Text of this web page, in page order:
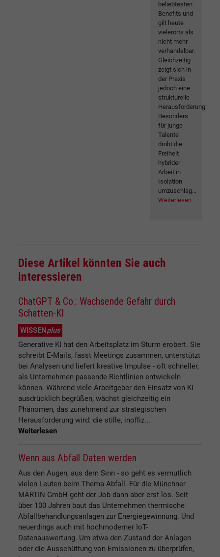
beliebtesten
Benefits und
gilt heute
vielerorts als
nicht mehr
verhandelbar.
Gleichzeitig
zeigt sich in
der Praxis
jedoch eine
strukturelle
Herausforderung:
Besonders
für junge
Talente
droht die
Freiheit
hybrider
Arbeit in
Isolation
umzuschlag...
Weiterlesen
Diese Artikel könnten Sie auch
interessieren
ChatGPT & Co.: Wachsende Gefahr durch
Schatten-KI
WISSENplus
Generative KI hat den Arbeitsplatz im Sturm erobert. Sie
schreibt E-Mails, fasst Meetings zusammen, unterstützt
bei Analysen und liefert kreative Impulse - oft schneller,
als Unternehmen passende Richtlinien entwickeln
können. Während viele Arbeitgeber den Einsatz von KI
ausdrücklich begrüßen, wächst gleichzeitig ein
Phänomen, das zunehmend zur strategischen
Herausforderung wird: die stille, inoffiz...
Weiterlesen
Wenn aus Abfall Daten werden
Aus den Augen, aus dem Sinn - so geht es vermutlich
vielen Leuten beim Thema Abfall. Für die Münchner
MARTIN GmbH geht der Job dann aber erst los. Seit
über 100 Jahren baut das Unternehmen thermische
Abfallbehandlungsanlagen zur Energiegewinnung. Und
neuerdings auch mit hochmoderner IoT-
Datenauswertung. Um etwa den Zustand der Anlagen
oder die Ausschüttung von Emissionen zu überprüfen,